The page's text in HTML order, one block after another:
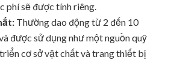
phí sẽ được tính riêng.
Thường dao động từ 2 đến 10
được sử dụng như một nguồn quỹ
cơ sở vật chất và trang thiết bị